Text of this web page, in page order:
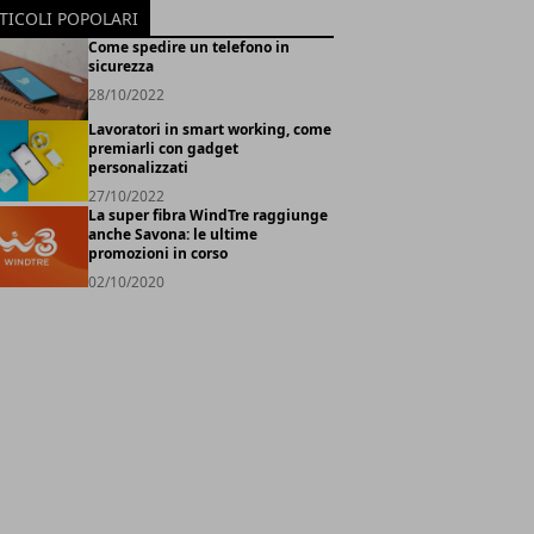
POPOLARI
Come spedire un telefono in
sicurezza
28/10/2022
Lavoratori in smart working, come
premiarli con gadget
personalizzati
27/10/2022
La super fibra WindTre raggiunge
anche Savona: le ultime
promozioni in corso
02/10/2020